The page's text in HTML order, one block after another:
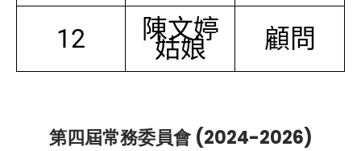
12 陳文婷
姑娘 顧問
第四屆常務委員會 (2024-2026)